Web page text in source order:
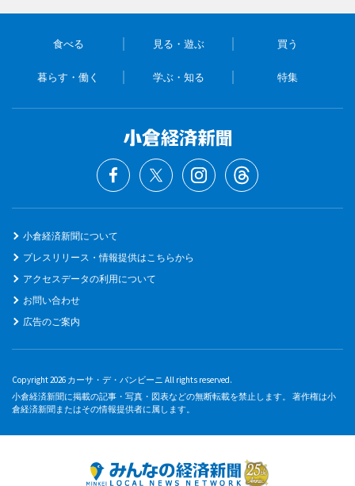
食べる 見る・遊ぶ 買う
暮らす・働く 学ぶ・知る 特集
小倉経済新聞について
プレスリリース・情報提供はこちらから
アクセスデータの利用について
お問い合わせ
広告のご案内
Copyright 2026 カーサ・デ・バンビーニ All rights reserved.
小倉経済新聞に掲載の記事・写真・図表などの無断転載を禁止します。 著作権は小
倉経済新聞またはその情報提供者に属します。